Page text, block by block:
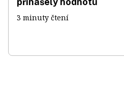
3 minuty čtení